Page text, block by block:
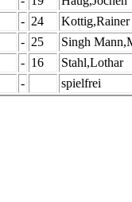
- 24
Kottig,Rainer
- 25 Singh
- 16
Stahl,Lothar
- spielfrei